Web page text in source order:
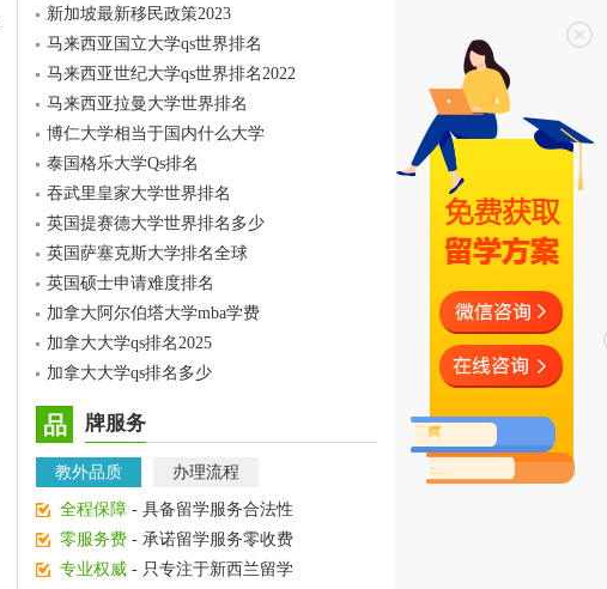
新加坡最新移民政策2023
马来西亚国立大学qs世界排名
马来西亚世纪大学qs世界排名2022
马来西亚拉曼大学世界排名
博仁大学相当于国内什么大学
泰国格乐大学Qs排名
吞武里皇家大学世界排名
英国提赛德大学世界排名多少
英国萨塞克斯大学排名全球
英国硕士申请难度排名
加拿大阿尔伯塔大学mba学费
加拿大大学qs排名2025
加拿大大学qs排名多少
品 牌服务
教外品质 办理流程
全程保障 - 具备留学服务合法性
零服务费 - 承诺留学服务零收费
专业权威 - 只专注于新西兰留学